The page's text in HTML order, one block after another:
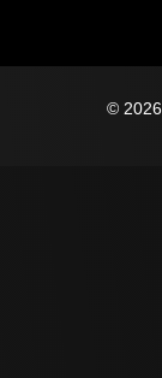
© 2026